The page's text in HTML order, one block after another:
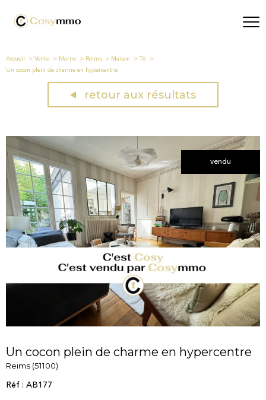
Accueil Vente Marne Reims Maison
T6
Un cocon plein de charme en hypercentre
retour aux résultats
vendu
Un cocon plein de charme en hypercentre
Reims (51100)
Réf : AB177